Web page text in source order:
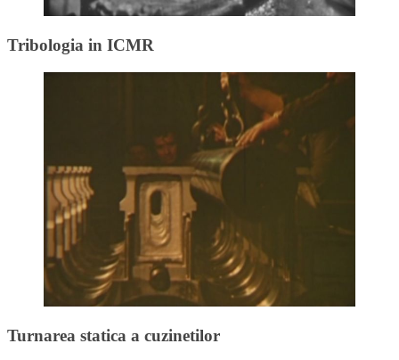
Tribologia in ICMR
Turnarea statica a cuzinetilor